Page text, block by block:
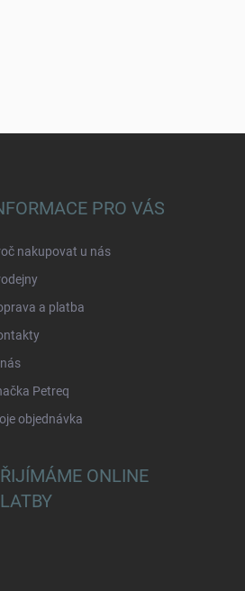
PRO VÁS
nakupovat u nás
a platba
Petreq
objednávka
ONLINE